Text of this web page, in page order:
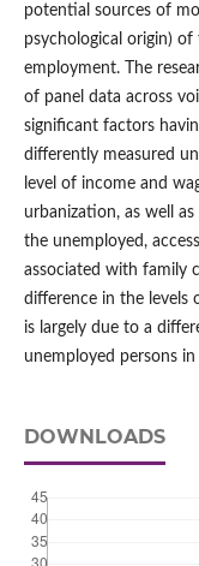
potential sources of
psychological origin)
employment. The
of panel data across
significant factors
differently measured
level of income and
urbanization, as well
the unemployed,
associated with family
difference in the levels
is largely due to a
unemployed persons
DOWNLOADS